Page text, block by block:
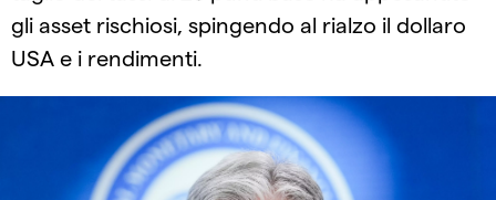
gli asset rischiosi, spingendo al rialzo il dollaro
USA e i rendimenti.